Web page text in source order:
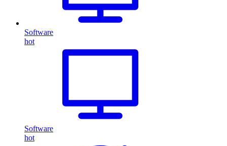
Software
hot
Software
hot